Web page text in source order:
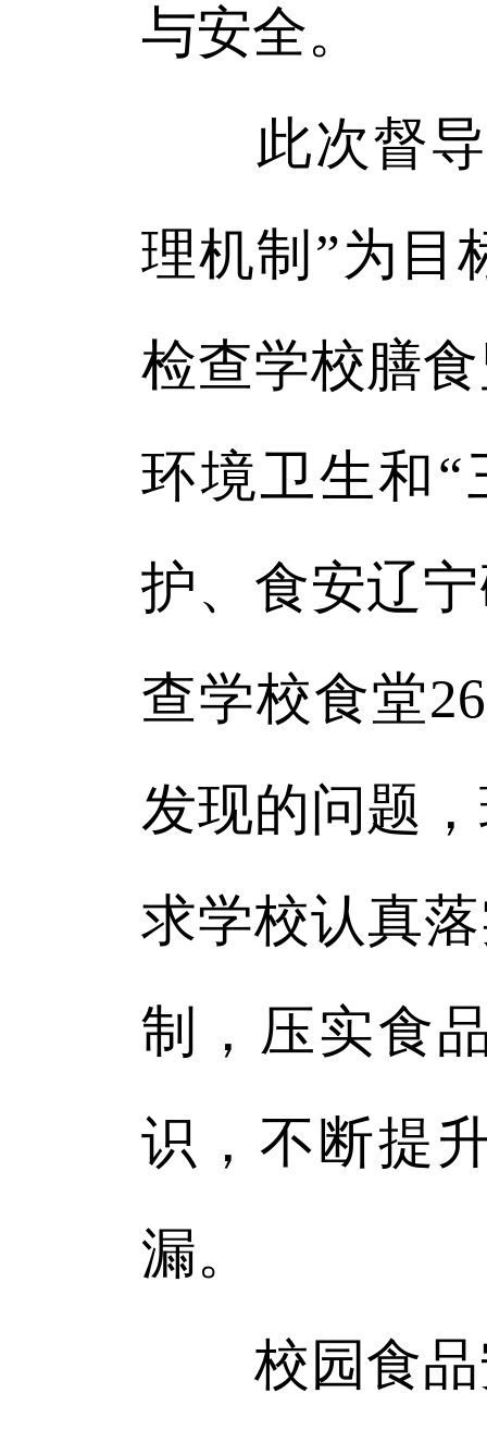
与安全。
此次督导
理机制”为目
检查学校膳
环境卫生和“
护、食安辽
查学校食堂
发现的问题
求学校认真
制，压实食
识，不断提
漏。
校园食品